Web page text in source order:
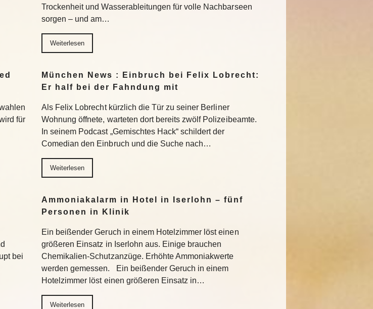
Trockenheit und Wasserableitungen für volle Nachbarseen
sorgen – und am…
Weiterlesen
für
München News : Einbruch bei Felix Lobrecht:
Er half bei der Fahndung mit
Als Felix Lobrecht kürzlich die Tür zu seiner Berliner
Wohnung öffnete, warteten dort bereits zwölf Polizeibeamte.
In seinem Podcast „Gemischtes Hack“ schildert der
Comedian den Einbruch und die Suche nach…
Weiterlesen
bei
Ammoniakalarm in Hotel in Iserlohn – fünf
Personen in Klinik
Ein beißender Geruch in einem Hotelzimmer löst einen
größeren Einsatz in Iserlohn aus. Einige brauchen
Chemikalien-Schutzanzüge. Erhöhte Ammoniakwerte
werden gemessen. Ein beißender Geruch in einem
Hotelzimmer löst einen größeren Einsatz in…
Weiterlesen